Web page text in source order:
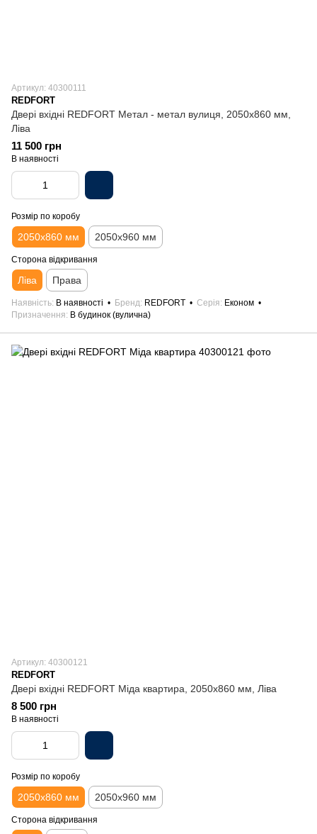
Артикул: 40300111
REDFORT
Двері вхідні REDFORT Метал - метал вулиця, 2050х860 мм,
Ліва
11 500 грн
В наявності
Розмір по коробу
2050х860 мм 2050х960 мм
Сторона відкривання
Ліва Права
Наявність В наявності Бренд REDFORT Серія
Економ
Призначення
В будинок (вулична)
Артикул: 40300121
REDFORT
Двері вхідні REDFORT Міда квартира, 2050х860 мм, Ліва
8 500 грн
В наявності
Розмір по коробу
2050х860 мм 2050х960 мм
Сторона відкривання